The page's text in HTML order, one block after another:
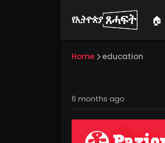
Home education
6 months ago